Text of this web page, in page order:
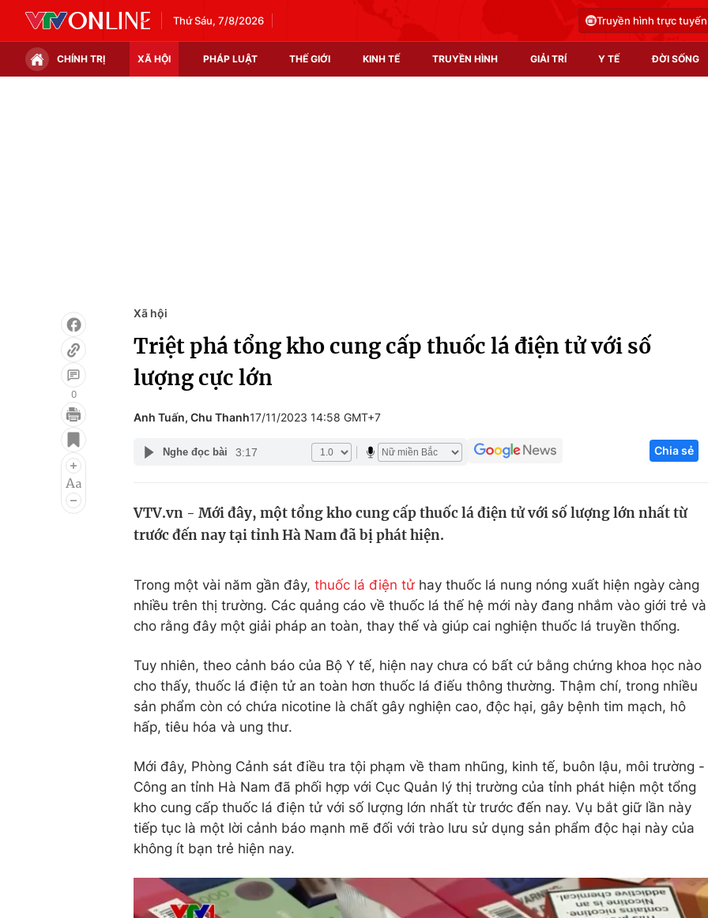
Thứ Sáu, 7/8/2026 Truyền hình trực tuyến
CHÍNH TRỊ XÃ HỘI PHÁP LUẬT THẾ GIỚI KINH TẾ TRUYỀN HÌNH GIẢI TRÍ Y TẾ ĐỜI SỐNG
Infographic
Điện ảnh
Âm nhạc
Du lịch
Chất lượng cuộc sống
Tuyển sinh
Hitech Công
Thị trường
0
Xã hội
Triệt phá tổng kho cung cấp thuốc lá điện tử với số
lượng cực lớn
Anh Tuấn, Chu Thanh17/11/2023 14:58 GMT+7
Nghe đọc bài 3:17 Chia sẻ
VTV.vn - Mới đây, một tổng kho cung cấp thuốc lá điện tử với số lượng lớn nhất từ
trước đến nay tại tỉnh Hà Nam đã bị phát hiện.
Trong một vài năm gần đây, thuốc lá điện tử hay thuốc lá nung nóng xuất hiện ngày càng
nhiều trên thị trường. Các quảng cáo về thuốc lá thế hệ mới này đang nhắm vào giới trẻ và
cho rằng đây một giải pháp an toàn, thay thế và giúp cai nghiện thuốc lá truyền thống.
Tuy nhiên, theo cảnh báo của Bộ Y tế, hiện nay chưa có bất cứ bằng chứng khoa học nào
cho thấy, thuốc lá điện tử an toàn hơn thuốc lá điếu thông thường. Thậm chí, trong nhiều
sản phẩm còn có chứa nicotine là chất gây nghiện cao, độc hại, gây bệnh tim mạch, hô
hấp, tiêu hóa và ung thư.
Mới đây, Phòng Cảnh sát điều tra tội phạm về tham nhũng, kinh tế, buôn lậu, môi trường -
Công an tỉnh Hà Nam đã phối hợp với Cục Quản lý thị trường của tỉnh phát hiện một tổng
kho cung cấp thuốc lá điện tử với số lượng lớn nhất từ trước đến nay. Vụ bắt giữ lần này
tiếp tục là một lời cảnh báo mạnh mẽ đối với trào lưu sử dụng sản phẩm độc hại này của
không ít bạn trẻ hiện nay.